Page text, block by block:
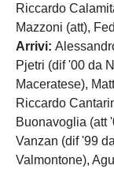
Riccardo
Mazzoni (att),
Arrivi:
Pjetri (dif '00 da
Maceratese),
Riccardo
Buonavoglia (att
Vanzan (dif '99
Valmontone),